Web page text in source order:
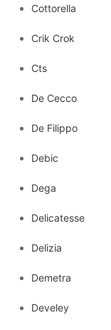
Cottorella
Crik Crok
Cts
De Cecco
De Filippo
Debic
Dega
Delicatesse
Delizia
Demetra
Develey